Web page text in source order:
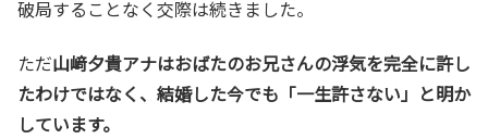
破局することなく交際は続きました。
ただ山﨑夕貴アナはおばたのお兄さんの浮気を完全に許し
たわけではなく、結婚した今でも「一生許さない」と明か
しています。